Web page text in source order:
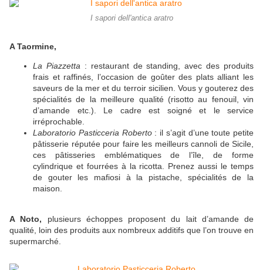
I sapori dell'antica aratro
A Taormine,
La Piazzetta : restaurant de standing, avec des produits
frais et raffinés, l’occasion de goûter des plats alliant les
saveurs de la mer et du terroir sicilien. Vous y gouterez des
spécialités de la meilleure qualité (risotto au fenouil, vin
d’amande etc.). Le cadre est soigné et le service
irréprochable.
Laboratorio Pasticceria Roberto : il s’agit d’une toute petite
pâtisserie réputée pour faire les meilleurs cannoli de Sicile,
ces pâtisseries emblématiques de l’île, de forme
cylindrique et fourrées à la ricotta. Prenez aussi le temps
de gouter les mafiosi à la pistache, spécialités de la
maison.
A Noto, plusieurs échoppes proposent du lait d’amande de
qualité, loin des produits aux nombreux additifs que l’on trouve en
supermarché.